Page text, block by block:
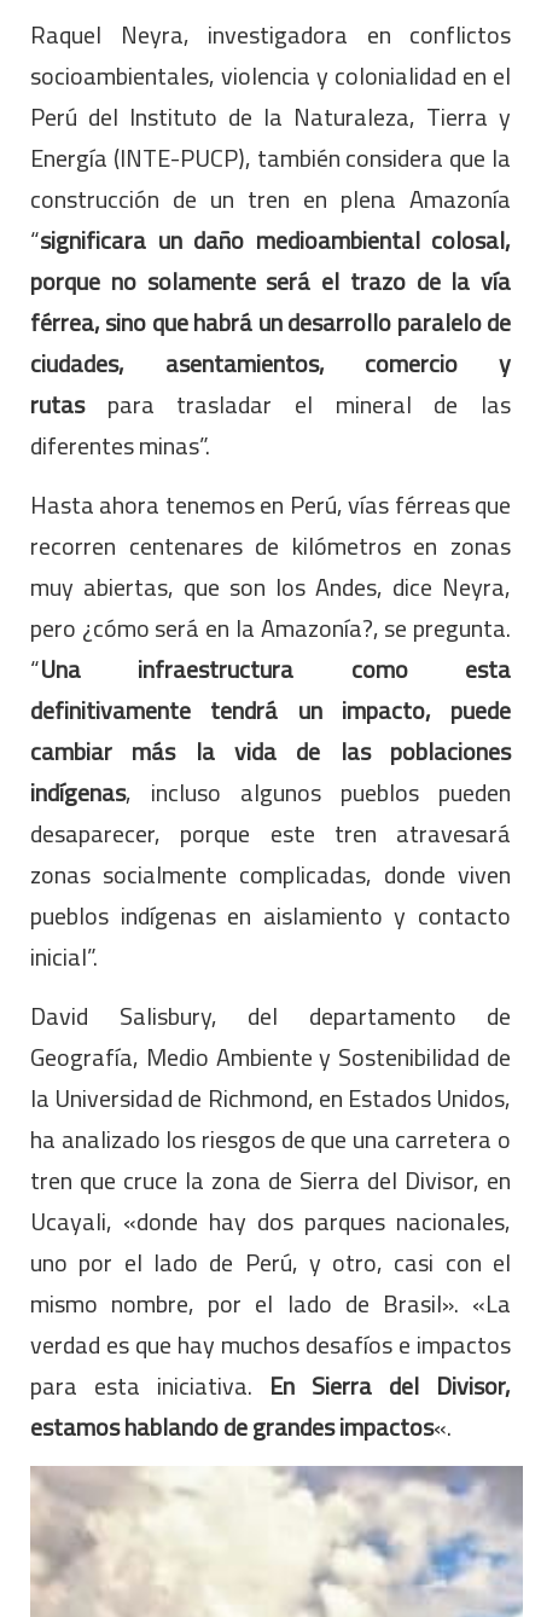
Raquel Neyra, investigadora en conflictos
socioambientales, violencia y colonialidad en el
Perú del Instituto de la Naturaleza, Tierra y
Energía (INTE-PUCP), también considera que la
construcción de un tren en plena Amazonía
“significara un daño medioambiental colosal,
porque no solamente será el trazo de la vía
férrea, sino que habrá un desarrollo paralelo de
ciudades, asentamientos, comercio y
rutaspara trasladar el mineral de las
diferentes minas”.
Hasta ahora tenemos en Perú, vías férreas que
recorren centenares de kilómetros en zonas
muy abiertas, que son los Andes, dice Neyra,
pero ¿cómo será en la Amazonía?, se pregunta.
“Una infraestructura como esta
definitivamente tendrá un impacto, puede
cambiar más la vida de las poblaciones
indígenas, incluso algunos pueblos pueden
desaparecer, porque este tren atravesará
zonas socialmente complicadas, donde viven
pueblos indígenas en aislamiento y contacto
inicial”.
David Salisbury, del departamento de
Geografía, Medio Ambiente y Sostenibilidad de
la Universidad de Richmond, en Estados Unidos,
ha analizado los riesgos de que una carretera o
tren que cruce la zona de Sierra del Divisor, en
Ucayali, «donde hay dos parques nacionales,
uno por el lado de Perú, y otro, casi con el
mismo nombre, por el lado de Brasil». «La
verdad es que hay muchos desafíos e impactos
para esta iniciativa. En Sierra del Divisor,
estamos hablando de grandes impactos«.